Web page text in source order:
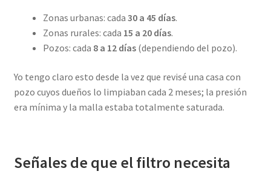
Zonas urbanas: cada 30 a 45 días.
Zonas rurales: cada 15 a 20 días.
Pozos: cada 8 a 12 días(dependiendo del pozo).
Yo tengo claro esto desde la vez que revisé una casa con
pozo cuyos dueños lo limpiaban cada 2 meses; la presión
era mínima y la malla estaba totalmente saturada.
Señales de que el filtro necesita